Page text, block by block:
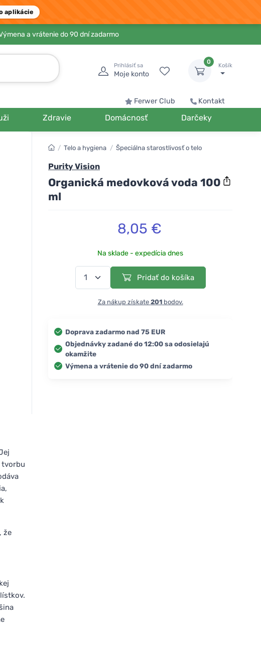
aplikácie
Výmena a vrátenie do 90 dní zadarmo
Prihlásiť sa
Moje konto
0
Košík
Ferwer Club Kontakt
Zdravie Domácnosť Darčeky
tvorbu
že
/ Telo a hygiena / Špeciálna starostlivosť o telo
Purity Vision
Organická medovková voda 100
ml
8,05 €
Na sklade - expedícia dnes
Pridať do košíka
Za nákup získate 201bodov.
Doprava zadarmo nad 75 EUR
Objednávky zadané do 12:00 sa odosielajú
okamžite
Výmena a vrátenie do 90 dní zadarmo